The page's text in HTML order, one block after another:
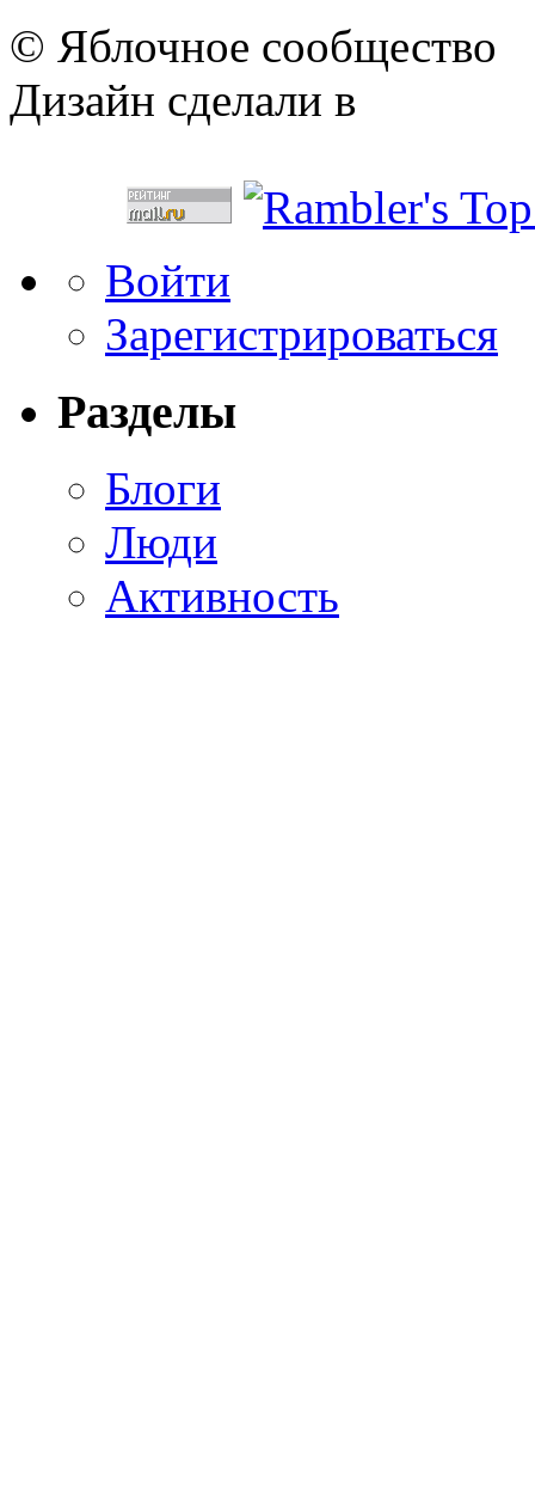
© Яблочное сообщество
Дизайн сделали в
Войти
Зарегистрироваться
Разделы
Блоги
Люди
Активность